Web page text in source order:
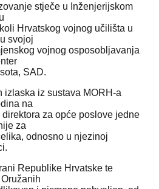
stječe u Inženjerijskom
Hrvatskog vojnog učilišta u
svojoj
vojnog osposobljavanja
SAD.
izlaska iz sustava MORH-a
na
za opće poslove jedne
za
odnosno u njezinoj
Republike Hrvatske te